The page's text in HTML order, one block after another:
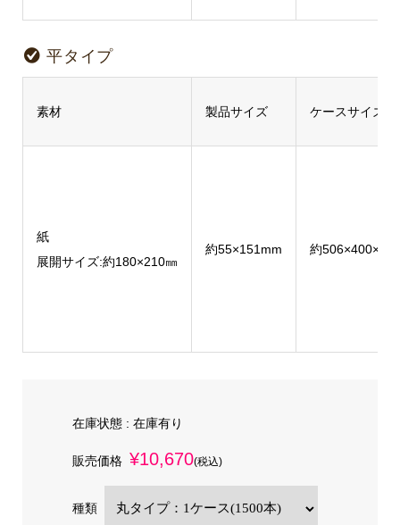
平タイプ
素材 製品サイズ ケースサイズ
紙
展開サイズ:約180×210㎜
約55×151mm 約
在庫状態 : 在庫有り
販売価格 ¥10,670(税込)
種類